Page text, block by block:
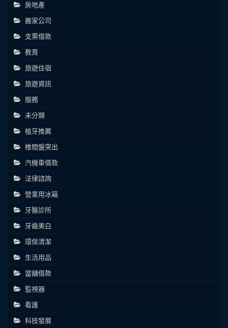
房地產
搬家公司
支票借款
教育
旅遊住宿
旅遊資訊
服務
未分類
植牙推薦
椎間盤突出
汽機車借款
法律諮詢
營業用冰箱
牙醫診所
牙齒美白
環保清潔
生活用品
當舖借款
監視器
看護
科技發展